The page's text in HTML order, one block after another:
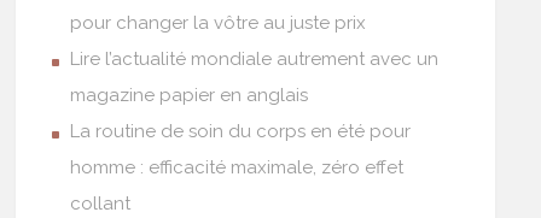
pour changer la vôtre au juste prix
Lire l’actualité mondiale autrement avec un
magazine papier en anglais
La routine de soin du corps en été pour
homme : efficacité maximale, zéro effet
collant